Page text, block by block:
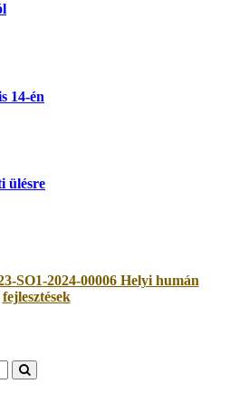
14-én
ülésre
SO1-2024-00006 Helyi humán
fejlesztések